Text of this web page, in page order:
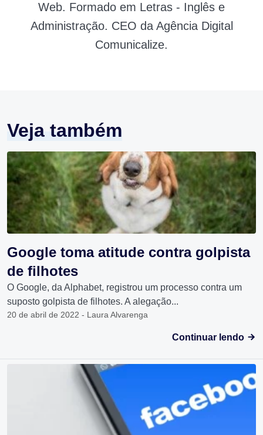
Web. Formado em Letras - Inglês e
Administração. CEO da Agência Digital
Comunicalize.
Veja também
Google toma atitude contra golpista
de filhotes
O Google, da Alphabet, registrou um processo contra um
suposto golpista de filhotes. A alegação...
20 de abril de 2022 - Laura Alvarenga
Continuar lendo